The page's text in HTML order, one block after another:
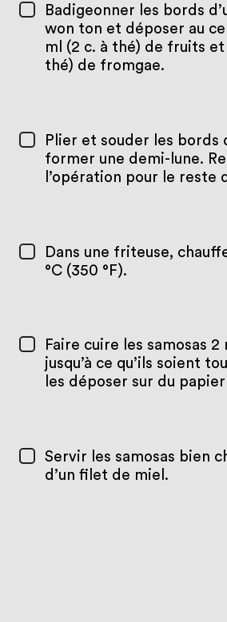
Badigeonner les bords
won ton et déposer au
ml (2 c. à thé) de fruits et
thé) de fromgae.
Plier et souder les bords
former une demi-lune.
l’opération pour le reste
Dans une friteuse,
°C (350 °F).
Faire cuire les samosas 2
jusqu’à ce qu’ils soient
les déposer sur du
Servir les samosas bien
d’un filet de miel.